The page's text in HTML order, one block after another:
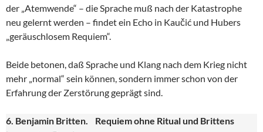
der „Atemwende“ – die Sprache muß nach der Katastrophe
neu gelernt werden – findet ein Echo in Kaučić und Hubers
„geräuschlosem Requiem“.
Beide betonen, daß Sprache und Klang nach dem Krieg nicht
mehr „normal“ sein können, sondern immer schon von der
Erfahrung der Zerstörung geprägt sind.
6. Benjamin Britten. Requiem ohne Ritual und Brittens